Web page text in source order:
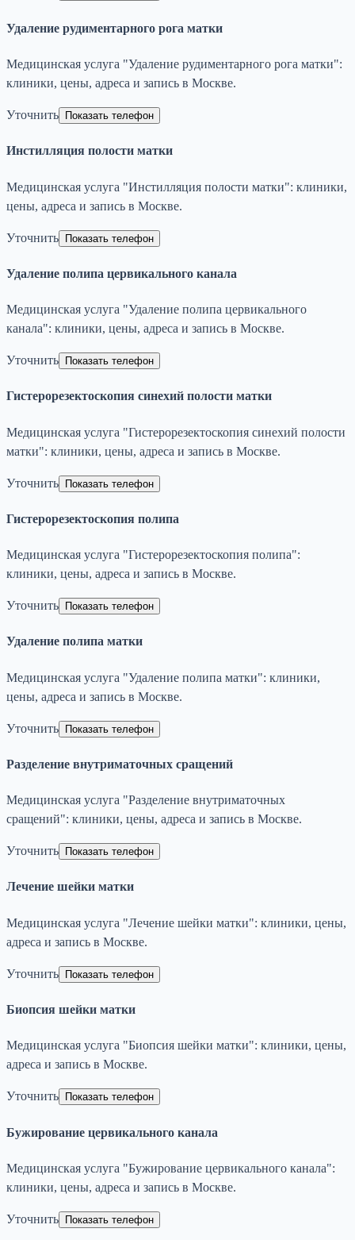
Удаление рудиментарного рога матки
Медицинская услуга "Удаление рудиментарного рога матки":
клиники, цены, адреса и запись в Москве.
Уточнить Показать телефон
Инстилляция полости матки
Медицинская услуга "Инстилляция полости матки": клиники,
цены, адреса и запись в Москве.
Уточнить Показать телефон
Удаление полипа цервикального канала
Медицинская услуга "Удаление полипа цервикального
канала": клиники, цены, адреса и запись в Москве.
Уточнить Показать телефон
Гистерорезектоскопия синехий полости матки
Медицинская услуга "Гистерорезектоскопия синехий полости
матки": клиники, цены, адреса и запись в Москве.
Уточнить Показать телефон
Гистерорезектоскопия полипа
Медицинская услуга "Гистерорезектоскопия полипа":
клиники, цены, адреса и запись в Москве.
Уточнить Показать телефон
Удаление полипа матки
Медицинская услуга "Удаление полипа матки": клиники,
цены, адреса и запись в Москве.
Уточнить Показать телефон
Разделение внутриматочных сращений
Медицинская услуга "Разделение внутриматочных
сращений": клиники, цены, адреса и запись в Москве.
Уточнить Показать телефон
Лечение шейки матки
Медицинская услуга "Лечение шейки матки": клиники, цены,
адреса и запись в Москве.
Уточнить Показать телефон
Биопсия шейки матки
Медицинская услуга "Биопсия шейки матки": клиники, цены,
адреса и запись в Москве.
Уточнить Показать телефон
Бужирование цервикального канала
Медицинская услуга "Бужирование цервикального канала":
клиники, цены, адреса и запись в Москве.
Уточнить Показать телефон